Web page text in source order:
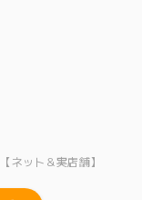
ネット＆実店舗】